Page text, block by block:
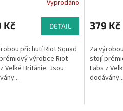
s rebarborou)
Vyprodáno
Kč DETAIL
příchutí Riot Squad
výrobce Riot
Velké Británie. Jsou
379 Kč
Za
stojí
Labs z
dodávány...